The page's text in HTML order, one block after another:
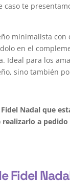
te
minimalista con
en el
Ideal para los
sino también
Nadal que
a pedido
Fidel